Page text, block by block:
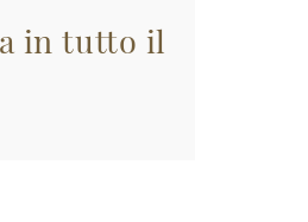
in tutto il